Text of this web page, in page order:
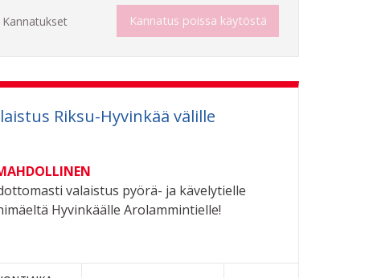
Kannatukset Kannatus poissa käytöstä
Riksu-Hyvinkää välille
valaistus pyörä- ja kävelytielle
Hyvinkäälle Arolammintielle!